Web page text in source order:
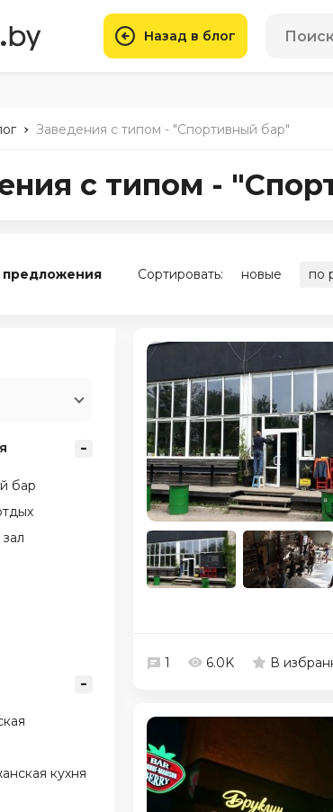
Назад в блог
- Заведения с типом - "Спортивный бар"
с типом -
Сортировать: новые по
бар
кухня
1 6.0K В